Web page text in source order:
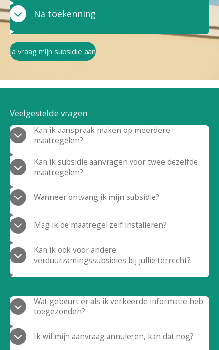
Na toekenning
Ja vraag mijn subsidie aan
Veelgestelde vragen
Kan ik aanspraak maken op meerdere
maatregelen?
Kan ik subsidie aanvragen voor twee dezelfde
maatregelen?
Wanneer ontvang ik mijn subsidie?
Mag ik de maatregel zelf installeren?
Kan ik ook voor andere
verduurzamingssubsidies bij jullie terrecht?
Wat gebeurt er als ik verkeerde informatie heb
toegezonden?
Ik wil mijn aanvraag annuleren, kan dat nog?